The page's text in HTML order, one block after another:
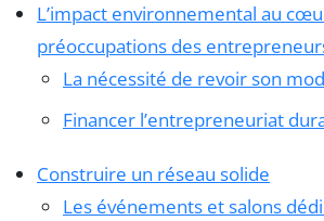
L’impact environnemental au
préoccupations des
La nécessité de revoir son
Financer l’entrepreneuriat
Construire un réseau solide
Les événements et salons